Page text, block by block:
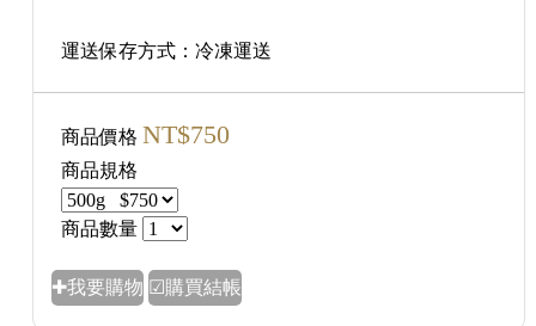
運送保存方式：冷凍運送
商品價格 NT$750
商品規格
商品數量
✚我要購物 ☑購買結帳